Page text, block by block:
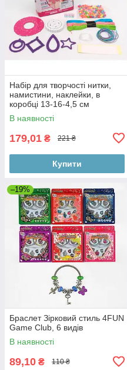
Набір для творчості нитки,
намистини, наклейки, в
коробці 13-16-4,5 см
В наявності
179,01 ₴ 221 ₴
Купити
–19%
Браслет Зірковий стиль 4FUN
Game Club, 6 видів
В наявності
89,10 ₴ 110 ₴